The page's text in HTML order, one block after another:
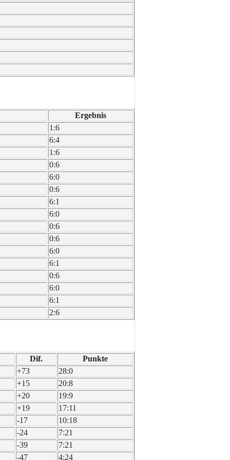
Ergeb­nis
1:6
6:4
1:6
0:6
6:0
0:6
6:1
6:0
0:6
0:6
6:0
6:1
0:6
6:0
6:1
2:6
Dif.
Punk­te
+73
28:0
+15
20:8
+20
19:9
+19
17:11
-17
10:18
-24
7:21
-39
7:21
-47
4:24